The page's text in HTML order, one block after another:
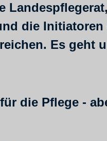
die
Es geht
die Pflege -